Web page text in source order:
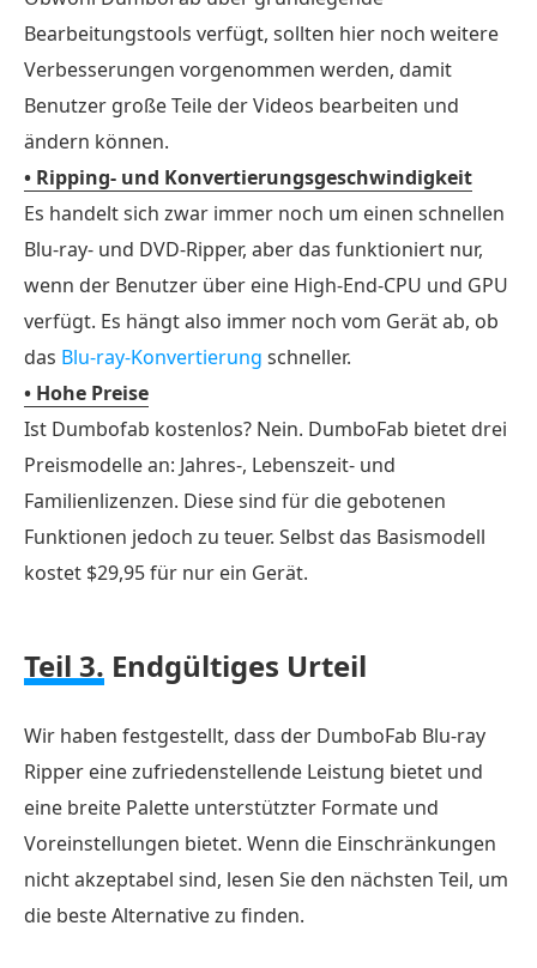
Bearbeitungstools verfügt, sollten hier noch weitere
Verbesserungen vorgenommen werden, damit
Benutzer große Teile der Videos bearbeiten und
ändern können.
• Ripping- und Konvertierungsgeschwindigkeit
Es handelt sich zwar immer noch um einen schnellen
Blu-ray- und DVD-Ripper, aber das funktioniert nur,
wenn der Benutzer über eine High-End-CPU und GPU
verfügt. Es hängt also immer noch vom Gerät ab, ob
das Blu-ray-Konvertierung schneller.
• Hohe Preise
Ist Dumbofab kostenlos? Nein. DumboFab bietet drei
Preismodelle an: Jahres-, Lebenszeit- und
Familienlizenzen. Diese sind für die gebotenen
Funktionen jedoch zu teuer. Selbst das Basismodell
kostet $29,95 für nur ein Gerät.
Teil 3. Endgültiges Urteil
Wir haben festgestellt, dass der DumboFab Blu-ray
Ripper eine zufriedenstellende Leistung bietet und
eine breite Palette unterstützter Formate und
Voreinstellungen bietet. Wenn die Einschränkungen
nicht akzeptabel sind, lesen Sie den nächsten Teil, um
die beste Alternative zu finden.